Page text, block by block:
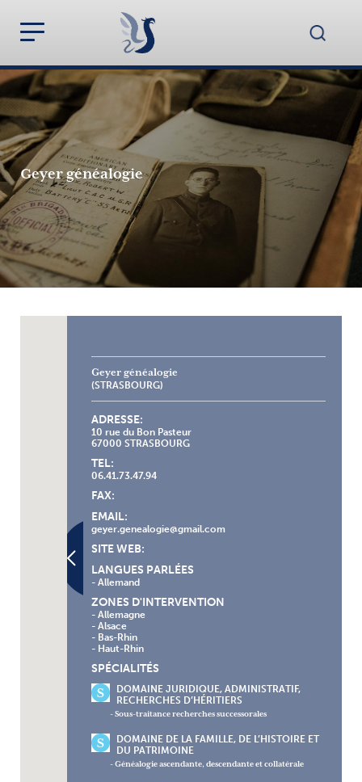
Geyer généalogie
Geyer généalogie
(STRASBOURG)
ADRESSE:
10 rue du Bon Pasteur
67000 STRASBOURG
TEL:
06.41.73.47.94
FAX:
EMAIL:
geyer.genealogie@gmail.com
SITE WEB:
LANGUES PARLÉES
- Allemand
ZONES D'INTERVENTION
- Allemagne
- Alsace
- Bas-Rhin
- Haut-Rhin
SPÉCIALITÉS
DOMAINE JURIDIQUE, ADMINISTRATIF,
RECHERCHES D’HÉRITIERS
- Sous-traitance recherches successorales
DOMAINE DE LA FAMILLE, DE L’HISTOIRE ET
DU PATRIMOINE
- Généalogie ascendante, descendante et collatérale